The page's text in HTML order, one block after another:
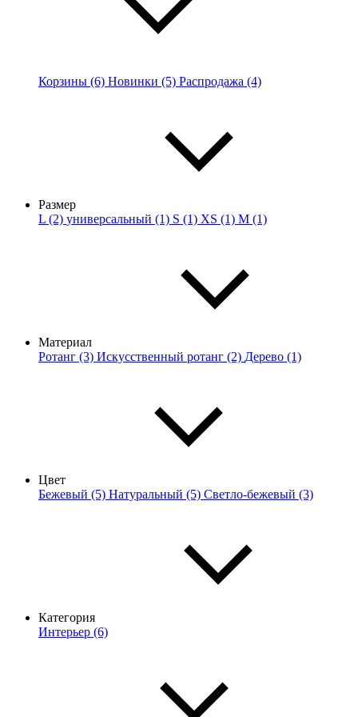
Корзины (6) Новинки (5) Распродажа (4)
Размер
L (2) универсальный (1) S (1) XS (1) M (1)
Материал
Ротанг (3) Искусственный ротанг (2) Дерево (1)
Цвет
Бежевый (5) Натуральный (5) Светло-бежевый (3)
Категория
Интерьер (6)